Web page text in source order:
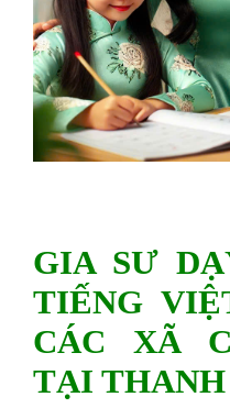
GIA SƯ
TIẾNG
CÁC XÃ
TẠI